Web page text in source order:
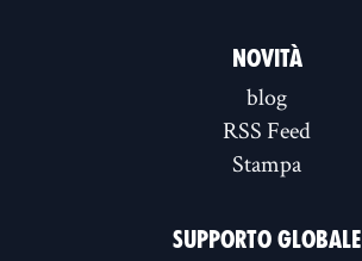
NOVITÀ
blog
RSS Feed
Stampa
SUPPORTO GLOBALE